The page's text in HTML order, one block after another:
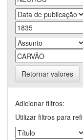
Retornar valores
Adicionar filtros:
Utilizar filtros para